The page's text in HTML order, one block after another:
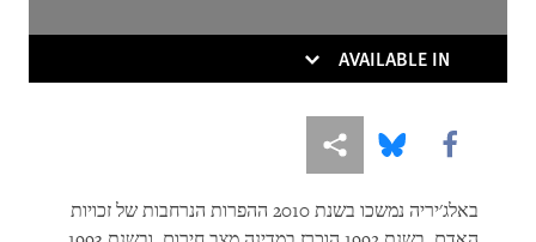
DOWNLOAD
AVAILABLE IN
Share this via Facebook
Share this via Bluesky
More sharing options
באלג'יריה נמשכו בשנת 2010 ההפרות הנרחבות של זכויות